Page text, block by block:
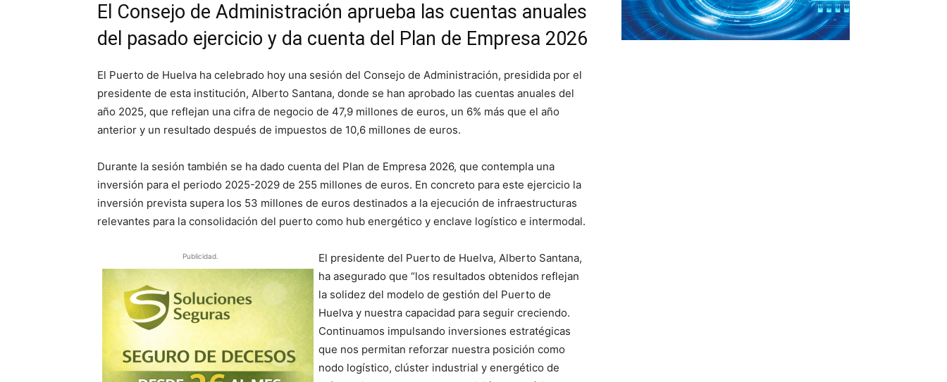
El Consejo de Administración aprueba las cuentas anuales
del pasado ejercicio y da cuenta del Plan de Empresa 2026
El Puerto de Huelva ha celebrado hoy una sesión del Consejo de Administración, presidida por el
presidente de esta institución, Alberto Santana, donde se han aprobado las cuentas anuales del
año 2025, que reflejan una cifra de negocio de 47,9 millones de euros, un 6% más que el año
anterior y un resultado después de impuestos de 10,6 millones de euros.
Durante la sesión también se ha dado cuenta del Plan de Empresa 2026, que contempla una
inversión para el periodo 2025-2029 de 255 millones de euros. En concreto para este ejercicio la
inversión prevista supera los 53 millones de euros destinados a la ejecución de infraestructuras
relevantes para la consolidación del puerto como hub energético y enclave logístico e intermodal.
Publicidad.
El presidente del Puerto de Huelva, Alberto Santana,
ha asegurado que “los resultados obtenidos reflejan
la solidez del modelo de gestión del Puerto de
Huelva y nuestra capacidad para seguir creciendo.
Continuamos impulsando inversiones estratégicas
que nos permitan reforzar nuestra posición como
nodo logístico, clúster industrial y energético de